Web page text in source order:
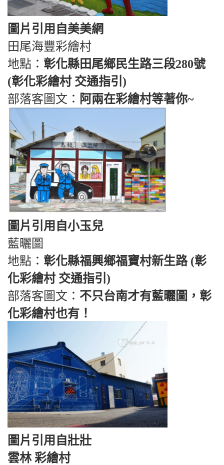
圖片引用自美美網
田尾海豐彩繪村
地點： 彰化縣田尾鄉民生路三段280號
(彰化彩繪村 交通指引)
部落客圖文： 阿兩在彩繪村等著你~
圖片引用自小玉兒
藍曬圖
地點： 彰化縣福興鄉福寶村新生路 (彰
化彩繪村 交通指引)
部落客圖文： 不只台南才有藍曬圖，彰
化彩繪村也有！
圖片引用自壯壯
雲林 彩繪村